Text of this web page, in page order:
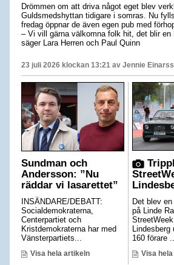
Drömmen om att driva något eget blev
Guldsmedshyttan tidigare i somras. Nu
fredag öppnar de även egen pub med
– Vi vill gärna välkomna folk hit, det blir
säger Lara Herren och Paul Quinn
23 juli 2026 klockan 13:21 av Jennie
Sundman och
Andersson: ”Nu
räddar vi lasarettet”
INSÄNDARE/DEBATT:
Socialdemokraterna,
Centerpartiet och
Kristdemokraterna har med
Vänsterpartiets...
Visa hela artikeln
Det blev
på Linde
Lindesberg
160 förare
Visa